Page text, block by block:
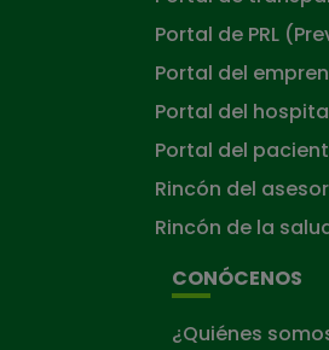
Portal de PRL
Portal del
Portal del
Portal del
Rincón del asesor
Rincón de la
CONÓCENOS
¿Quiénes